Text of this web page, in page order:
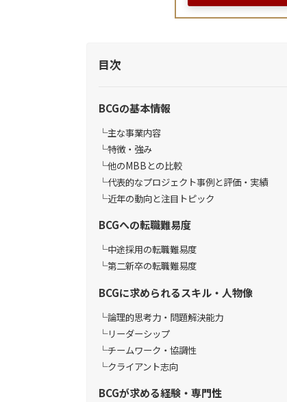
目次
BCGの基本情報
主な事業内容
特徴・強み
他のMBBとの比較
代表的なプロジェクト事例と評価・実績
近年の動向と注目トピック
BCGへの転職難易度
中途採用の転職難易度
第二新卒の転職難易度
BCGに求められるスキル・人物像
論理的思考力・問題解決能力
リーダーシップ
チームワーク・協調性
クライアント志向
BCGが求める経験・専門性